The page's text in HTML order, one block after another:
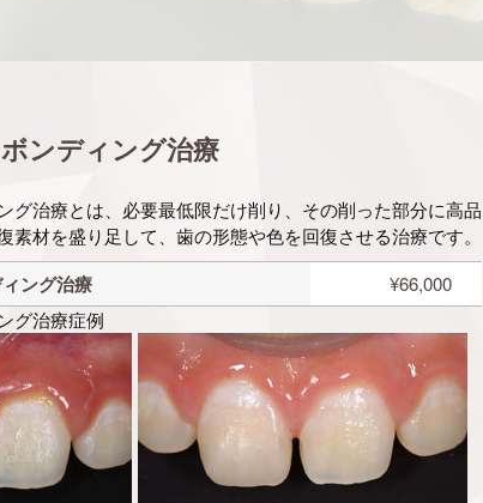
ンディング治療
グ治療とは、必要最低限だけ削り、その削った部分に高品
素材を盛り足して、歯の形態や色を回復させる治療です。
ング治療
¥66,000
グ治療症例